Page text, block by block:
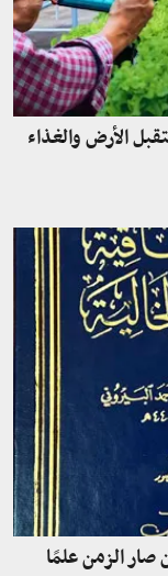
الأرض والغذاء
صار الزمن علمًا